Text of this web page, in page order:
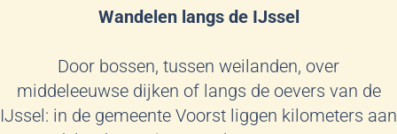
Wandelen langs de IJssel
Door bossen, tussen weilanden, over
middeleeuwse dijken of langs de oevers van de
IJssel: in de gemeente Voorst liggen kilometers aan